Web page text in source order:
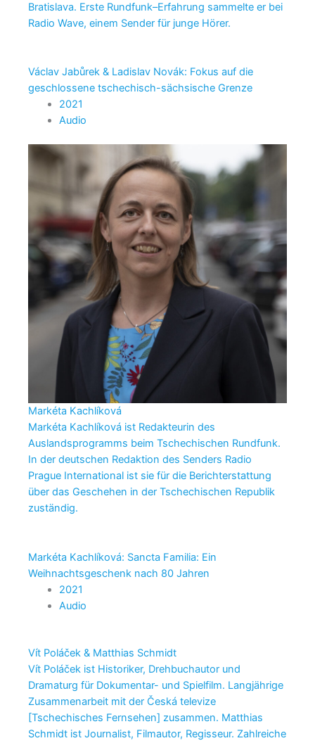
Bratislava. Erste Rundfunk–Erfahrung sammelte er bei
Radio Wave, einem Sender für junge Hörer.
Václav Jabůrek & Ladislav Novák: Fokus auf die
geschlossene tschechisch-sächsische Grenze
2021
Audio
Markéta Kachlíková
Markéta Kachlíková ist Redakteurin des
Auslandsprogramms beim Tschechischen Rundfunk.
In der deutschen Redaktion des Senders Radio
Prague International ist sie für die Berichterstattung
über das Geschehen in der Tschechischen Republik
zuständig.
Markéta Kachlíková: Sancta Familia: Ein
Weihnachtsgeschenk nach 80 Jahren
2021
Audio
Vít Poláček & Matthias Schmidt
Vít Poláček ist Historiker, Drehbuchautor und
Dramaturg für Dokumentar- und Spielfilm. Langjährige
Zusammenarbeit mit der Česká televize
[Tschechisches Fernsehen] zusammen. Matthias
Schmidt ist Journalist, Filmautor, Regisseur. Zahlreiche